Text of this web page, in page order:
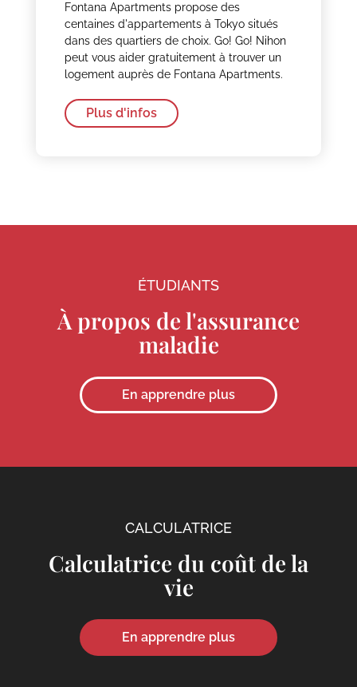
Fontana Apartments propose des
centaines d'appartements à Tokyo situés
dans des quartiers de choix. Go! Go! Nihon
peut vous aider gratuitement à trouver un
logement auprès de Fontana Apartments.
Plus d'infos
ÉTUDIANTS
À propos de l'assurance
maladie
En apprendre plus
CALCULATRICE
Calculatrice du coût de la
vie
En apprendre plus